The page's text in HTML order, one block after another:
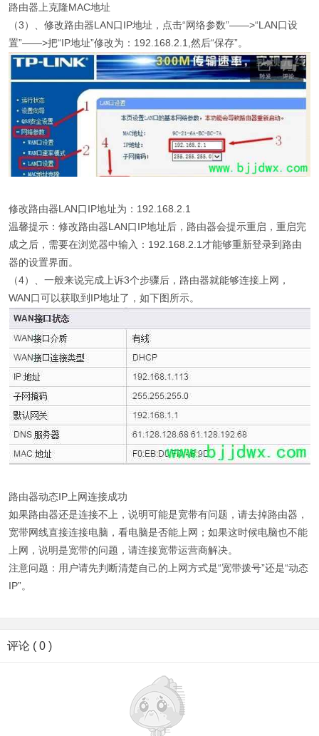
路由器上克隆MAC地址
（3）、修改路由器LAN口IP地址，点击“网络参数”——>“LAN口设
置”——>把“IP地址”修改为：192.168.2.1,然后“保存”。
修改路由器LAN口IP地址为：192.168.2.1
温馨提示：修改路由器LAN口IP地址后，路由器会提示重启，重启完
成之后，需要在浏览器中输入：192.168.2.1才能够重新登录到路由
器的设置界面。
（4）、一般来说完成上诉3个步骤后，路由器就能够连接上网，
WAN口可以获取到IP地址了，如下图所示。
路由器动态IP上网连接成功
如果路由器还是连接不上，说明可能是宽带有问题，请去掉路由器，
宽带网线直接连接电脑，看电脑是否能上网；如果这时候电脑也不能
上网，说明是宽带的问题，请连接宽带运营商解决。
注意问题：用户请先判断清楚自己的上网方式是“宽带拨号”还是“动态
IP”。
评论 ( 0 )